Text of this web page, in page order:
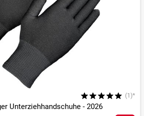
(1)*
Unterziehhandschuhe - 2026